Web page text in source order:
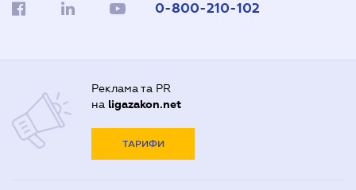
0-800-210-102
Реклама та PR
на ligazakon.net
ТАРИФИ